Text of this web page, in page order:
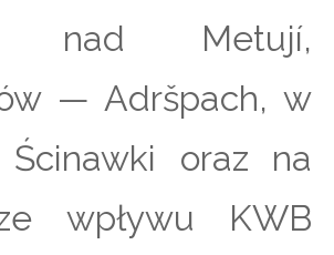
nad Metují,
— Adršpach, w
Ścinawki oraz na
wpływu KWB